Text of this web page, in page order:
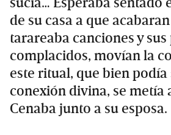
de su casa a que
tarareaba canciones y
complacidos, movían la
este ritual, que bien podía
conexión divina, se metía
Cenaba junto a su esposa.